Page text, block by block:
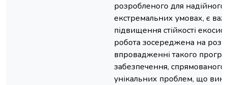
розробленого для
екстремальних умовах, є
підвищення стійкості
робота зосереджена на
впровадженні такого
забезпечення,
унікальних проблем, що